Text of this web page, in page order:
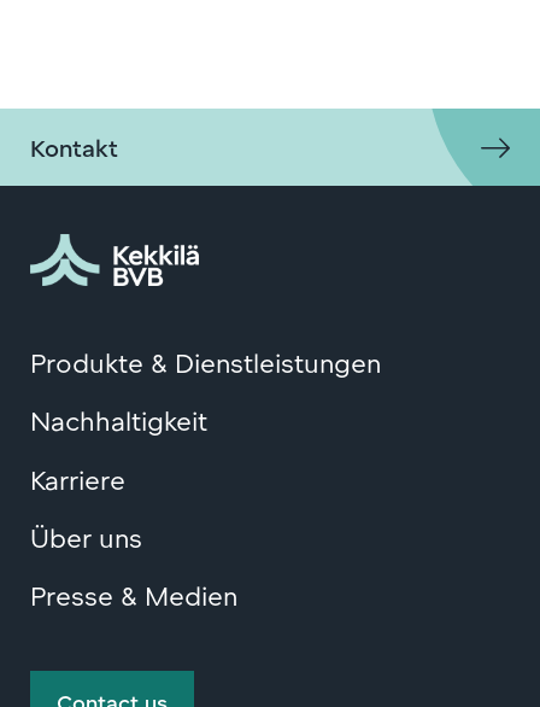
Kontakt
Produkte & Dienstleistungen
Nachhaltigkeit
Karriere
Über uns
Presse & Medien
Contact us